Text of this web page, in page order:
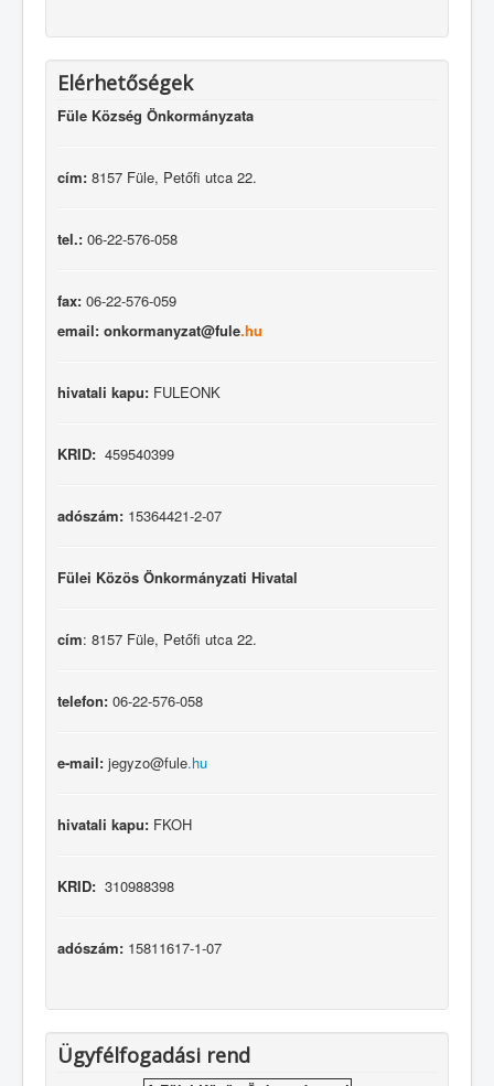
Elérhetőségek
Füle Község Önkormányzata
cím: 8157 Füle, Petőfi utca 22.
tel.: 06-22-576-058
fax: 06-22-576-059
email: onkormanyzat@fule.hu
hivatali kapu: FULEONK
KRID: 459540399
adószám: 15364421-2-07
Fülei Közös Önkormányzati Hivatal
cím: 8157 Füle, Petőfi utca 22.
telefon: 06-22-576-058
e-mail: jegyzo@fule.hu
hivatali kapu: FKOH
KRID: 310988398
adószám: 15811617-1-07
Ügyfélfogadási rend